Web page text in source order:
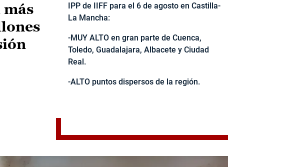
más
IPP de IIFF para el 6 de agosto en Castilla-
La Mancha:
-MUY ALTO en gran parte de Cuenca,
Toledo, Guadalajara, Albacete y Ciudad
Real.
-ALTO puntos dispersos de la región.